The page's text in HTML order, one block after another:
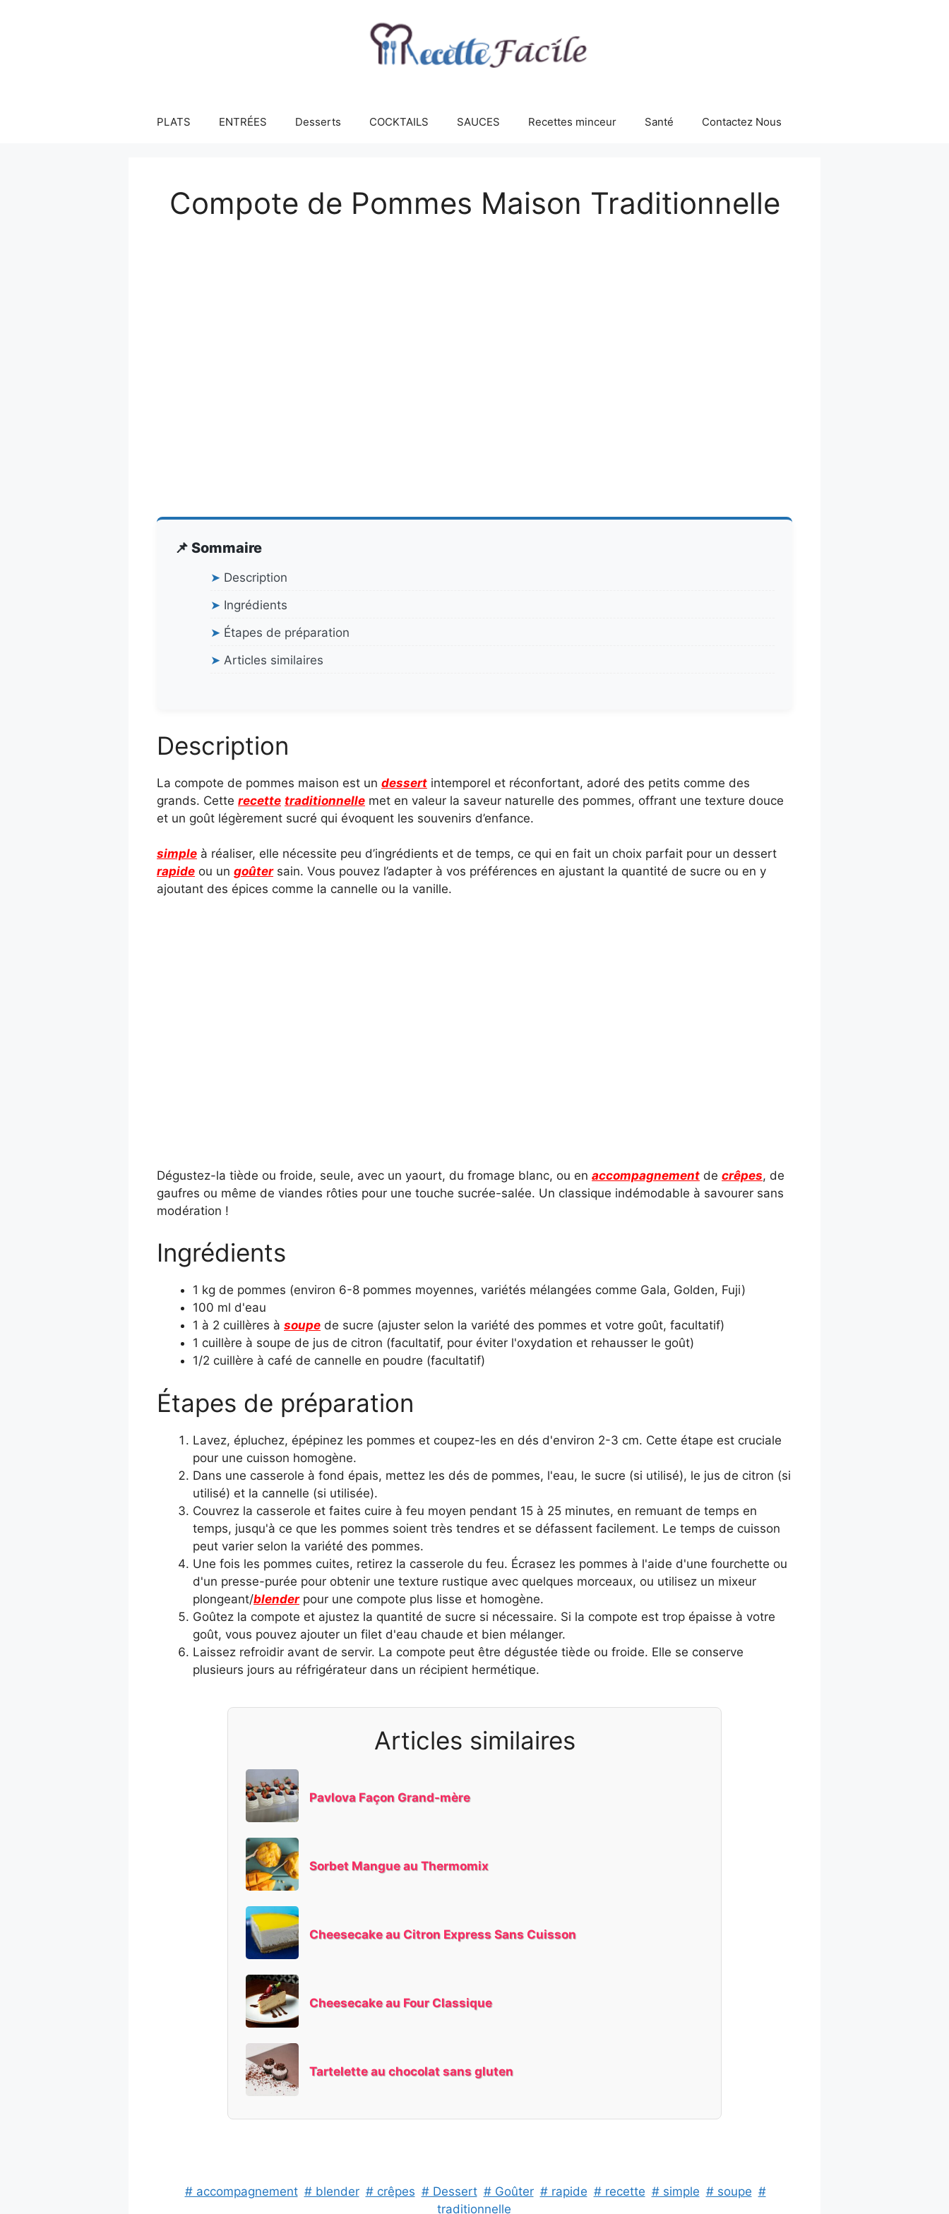
PLATS ENTRÉES Desserts COCKTAILS SAUCES Recettes minceur Santé Contactez Nous
Compote de Pommes Maison Traditionnelle
📌 Sommaire
➤ Description
➤ Ingrédients
➤ Étapes de préparation
➤ Articles similaires
Description
La compote de pommes maison est un dessert intemporel et réconfortant, adoré des petits comme des
grands. Cette recette traditionnelle met en valeur la saveur naturelle des pommes, offrant une texture douce
et un goût légèrement sucré qui évoquent les souvenirs d’enfance.
simple à réaliser, elle nécessite peu d’ingrédients et de temps, ce qui en fait un choix parfait pour un dessert
rapide ou un goûtersain. Vous pouvez l’adapter à vos préférences en ajustant la quantité de sucre ou en y
ajoutant des épices comme la cannelle ou la vanille.
Dégustez-la tiède ou froide, seule, avec un yaourt, du fromage blanc, ou en accompagnement de crêpes, de
gaufres ou même de viandes rôties pour une touche sucrée-salée. Un classique indémodable à savourer sans
modération !
Ingrédients
1 kg de pommes (environ 6-8 pommes moyennes, variétés mélangées comme Gala, Golden, Fuji)
100 ml d'eau
1 à 2 cuillères à soupe de sucre (ajuster selon la variété des pommes et votre goût, facultatif)
1 cuillère à soupe de jus de citron (facultatif, pour éviter l'oxydation et rehausser le goût)
1/2 cuillère à café de cannelle en poudre (facultatif)
Étapes de préparation
Lavez, épluchez, épépinez les pommes et coupez-les en dés d'environ 2-3 cm. Cette étape est cruciale
pour une cuisson homogène.
Dans une casserole à fond épais, mettez les dés de pommes, l'eau, le sucre (si utilisé), le jus de citron (si
utilisé) et la cannelle (si utilisée).
Couvrez la casserole et faites cuire à feu moyen pendant 15 à 25 minutes, en remuant de temps en
temps, jusqu'à ce que les pommes soient très tendres et se défassent facilement. Le temps de cuisson
peut varier selon la variété des pommes.
Une fois les pommes cuites, retirez la casserole du feu. Écrasez les pommes à l'aide d'une fourchette ou
d'un presse-purée pour obtenir une texture rustique avec quelques morceaux, ou utilisez un mixeur
plongeant/blenderpour une compote plus lisse et homogène.
Goûtez la compote et ajustez la quantité de sucre si nécessaire. Si la compote est trop épaisse à votre
goût, vous pouvez ajouter un filet d'eau chaude et bien mélanger.
Laissez refroidir avant de servir. La compote peut être dégustée tiède ou froide. Elle se conserve
plusieurs jours au réfrigérateur dans un récipient hermétique.
Articles similaires
Pavlova Façon Grand-mère
Sorbet Mangue au Thermomix
Cheesecake au Citron Express Sans Cuisson
Cheesecake au Four Classique
Tartelette au chocolat sans gluten
# accompagnement # blender # crêpes # Dessert # Goûter # rapide # recette # simple # soupe #
traditionnelle